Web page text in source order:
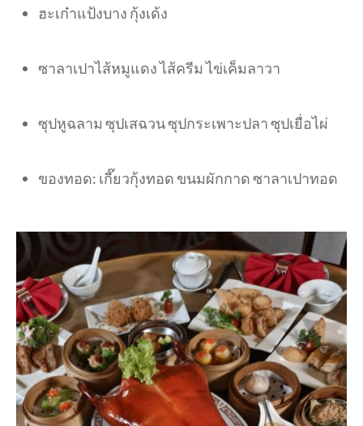
ฮะเก๋าแป้งบาง กุ้งเด้ง
ซาลาเปาไส้หมูแดง ไส้ครีม ไข่เค็มลาวา
ซุปหูฉลาม ซุปเสฉวน ซุปกระเพาะปลา ซุปเยื่อไผ่
ของทอด: เกี๊ยวกุ้งทอด ขนมผักกาด ซาลาเปาทอด